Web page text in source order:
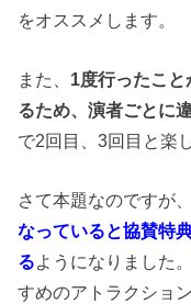
をオススメします。
また、 1度行ったこ
るため、演者ごとに
で2回目、3回目と楽
さて本題なのですが
なっていると協賛特
るようになりました
すめのアトラクショ